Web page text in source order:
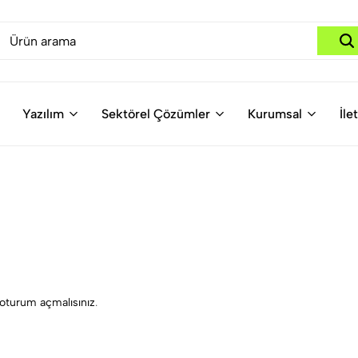
Yazılım Sektörel Çözümler Kurumsal
oturum açmalısınız.